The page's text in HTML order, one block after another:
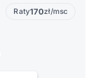
Raty170zł/msc